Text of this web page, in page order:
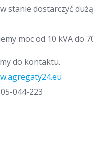
stanie dostarczyć
moc od 10 kVA do
do kontaktu.
044-223